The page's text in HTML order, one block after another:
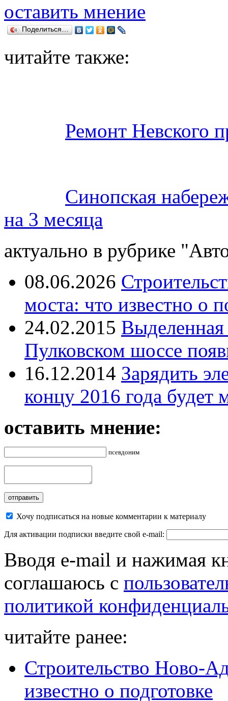
оставить мнение
Поделиться…
читайте также:
Ремонт Невского
Синопская
на 3 месяца
актуально в рубрике
08.06.2026
моста: что известно о
24.02.2015 Выделенная
Пулковском шоссе
16.12.2014 Зарядить
концу 2016 года
оставить мнение:
псевдоним
Хочу подписаться на новые комментарии к материалу
Для активации подписки введите свой e-mail:
Вводя e-mail и нажимая
соглашаюсь с
политикой
читайте ранее:
Строительство Ново-
известно о подготовке